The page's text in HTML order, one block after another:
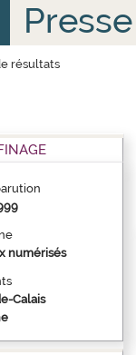
résultats
numérisés
Calais